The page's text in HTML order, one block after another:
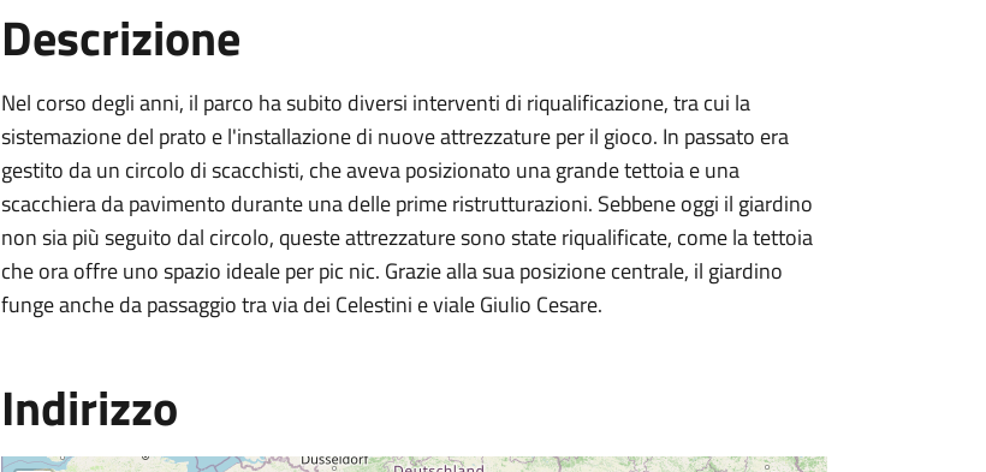
Descrizione
Nel corso degli anni, il parco ha subito diversi interventi di riqualificazione, tra cui la
sistemazione del prato e l'installazione di nuove attrezzature per il gioco. In passato era
gestito da un circolo di scacchisti, che aveva posizionato una grande tettoia e una
scacchiera da pavimento durante una delle prime ristrutturazioni. Sebbene oggi il giardino
non sia più seguito dal circolo, queste attrezzature sono state riqualificate, come la tettoia
che ora offre uno spazio ideale per pic nic. Grazie alla sua posizione centrale, il giardino
funge anche da passaggio tra via dei Celestini e viale Giulio Cesare.
Indirizzo